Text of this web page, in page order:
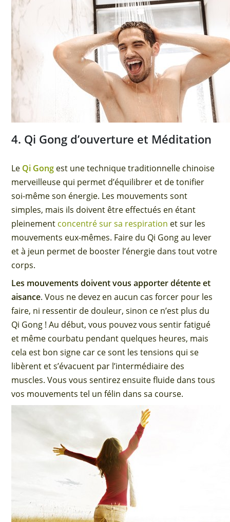
4. Qi Gong d’ouverture et Méditation
Le Qi Gong est une technique traditionnelle chinoise
merveilleuse qui permet d’équilibrer et de tonifier
soi-même son énergie. Les mouvements sont
simples, mais ils doivent être effectués en étant
pleinement concentré sur sa respiration et sur les
mouvements eux-mêmes. Faire du Qi Gong au lever
et à jeun permet de booster l’énergie dans tout votre
corps.
Les mouvements doivent vous apporter détente et
aisance. Vous ne devez en aucun cas forcer pour les
faire, ni ressentir de douleur, sinon ce n’est plus du
Qi Gong ! Au début, vous pouvez vous sentir fatigué
et même courbatu pendant quelques heures, mais
cela est bon signe car ce sont les tensions qui se
libèrent et s’évacuent par l’intermédiaire des
muscles. Vous vous sentirez ensuite fluide dans tous
vos mouvements tel un félin dans sa course.